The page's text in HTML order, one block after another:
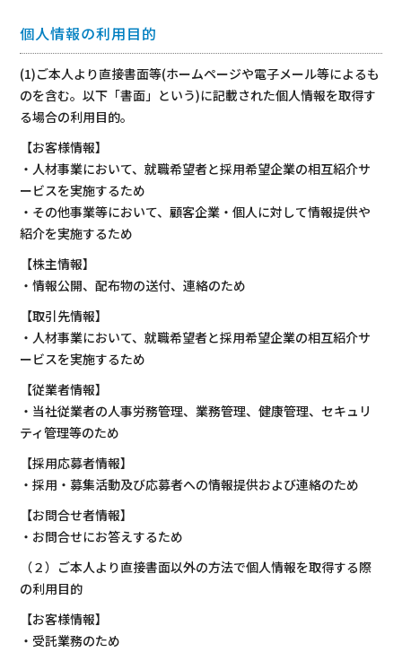
個人情報の利用目的
(1)ご本人より直接書面等(ホームページや電子メール等によるも
のを含む。以下「書面」という)に記載された個人情報を取得す
る場合の利用目的。
【お客様情報】
・人材事業において、就職希望者と採用希望企業の相互紹介サ
ービスを実施するため
・その他事業等において、顧客企業・個人に対して情報提供や
紹介を実施するため
【株主情報】
・情報公開、配布物の送付、連絡のため
【取引先情報】
・人材事業において、就職希望者と採用希望企業の相互紹介サ
ービスを実施するため
【従業者情報】
・当社従業者の人事労務管理、業務管理、健康管理、セキュリ
ティ管理等のため
【採用応募者情報】
・採用・募集活動及び応募者への情報提供および連絡のため
【お問合せ者情報】
・お問合せにお答えするため
（２）ご本人より直接書面以外の方法で個人情報を取得する際
の利用目的
【お客様情報】
・受託業務のため